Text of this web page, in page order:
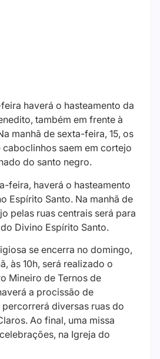
haverá o hasteamento da
também em frente à
manhã de sexta-feira, 15, os
saem em cortejo
do santo negro.
feira, haverá o hasteamento
Espírito Santo. Na manhã de
pelas ruas centrais será para
Divino Espírito Santo.
se encerra no domingo,
às 10h, será realizado o
Mineiro de Ternos de
a procissão de
diversas ruas do
Ao final, uma missa
na Igreja do